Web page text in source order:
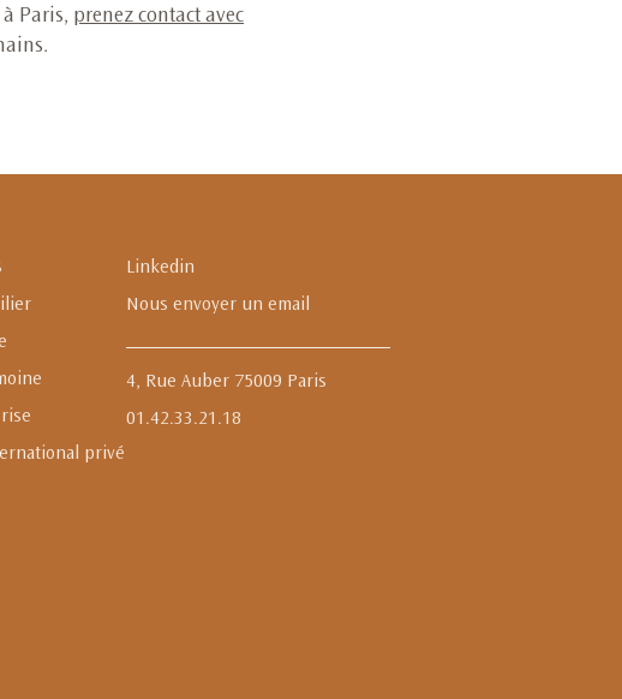
Paris, prenez contact avec
privé
Linkedin
Nous envoyer un email
4, Rue Auber 75009 Paris
01.42.33.21.18